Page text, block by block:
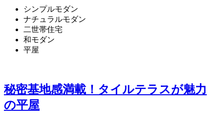
シンプルモダン
ナチュラルモダン
二世帯住宅
和モダン
平屋
秘密基地感満載！タイルテラスが魅力
の平屋